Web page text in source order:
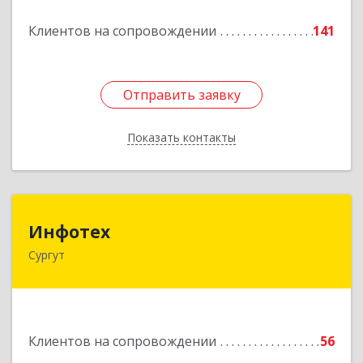
Клиентов на сопровождении 141
Отправить заявку
Показать контакты
Подробнее
Отправить заявку
Назад
Инфотех
Сургут
Клиентов на сопровождении
56
628400, Ханты-Мансийский Автономный округ